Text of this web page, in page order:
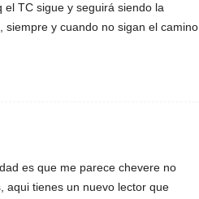
TC sigue y seguirá siendo la
y cuando no sigan el camino
es que me parece chevere no
aqui tienes un nuevo lector que